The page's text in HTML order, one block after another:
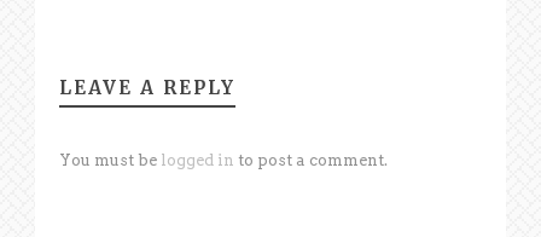
LEAVE A REPLY
You must be logged in to post a comment.